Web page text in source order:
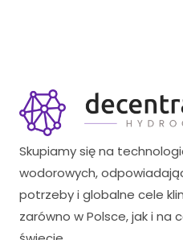
Skupiamy się na
wodorowych,
potrzeby i globalne cele
zarówno w Polsce, jak i na